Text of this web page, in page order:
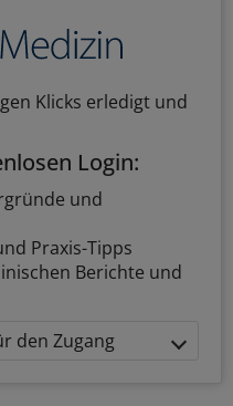
Klicks erledigt und
Login:
und
Praxis-Tipps
Berichte und
den Zugang